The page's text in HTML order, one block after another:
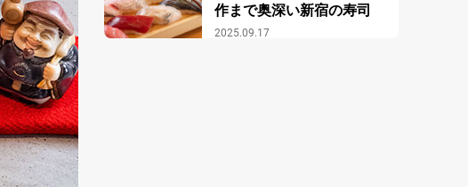
2025.09.17
作まで奥深い新宿の寿司